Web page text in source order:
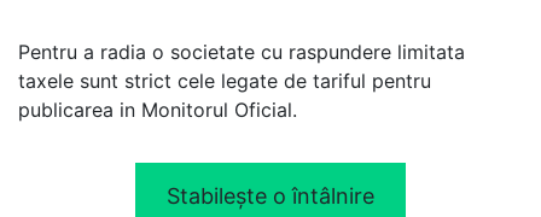
Pentru a radia o societate cu raspundere limitata
taxele sunt strict cele legate de tariful pentru
publicarea in Monitorul Oficial.
Stabilește o întâlnire